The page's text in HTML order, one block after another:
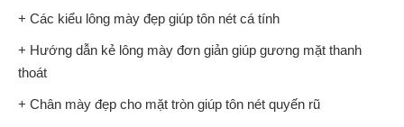
+ Các kiểu lông mày đẹp giúp tôn nét cá tính
+ Hướng dẫn kẻ lông mày đơn giản giúp gương mặt thanh
thoát
+ Chân mày đẹp cho mặt tròn giúp tôn nét quyến rũ